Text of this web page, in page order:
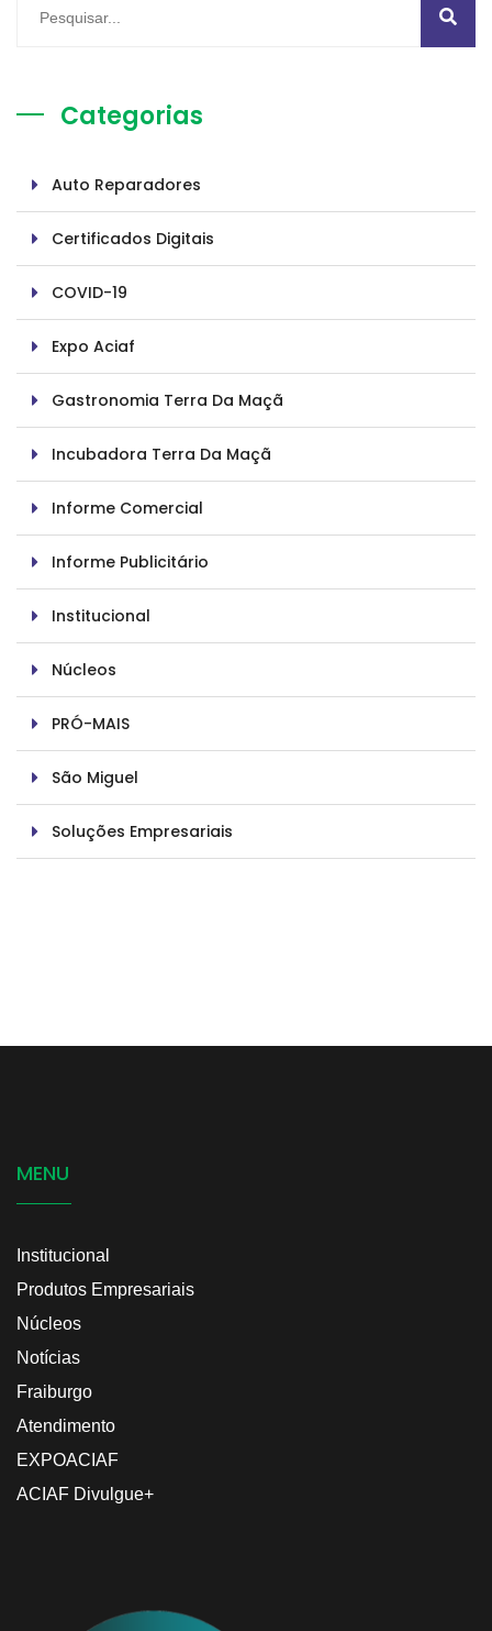
Categorias
Auto Reparadores
Certificados Digitais
COVID-19
Expo Aciaf
Gastronomia Terra Da Maçã
Incubadora Terra Da Maçã
Informe Comercial
Informe Publicitário
Institucional
Núcleos
PRÓ-MAIS
São Miguel
Soluções Empresariais
MENU
Institucional
Produtos Empresariais
Núcleos
Notícias
Fraiburgo
Atendimento
EXPOACIAF
ACIAF Divulgue+